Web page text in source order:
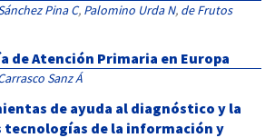
Pina C, Palomino Urda N, de Frutos
de Atención Primaria en Europa
Sanz Á
de ayuda al diagnóstico y la
tecnologías de la información y